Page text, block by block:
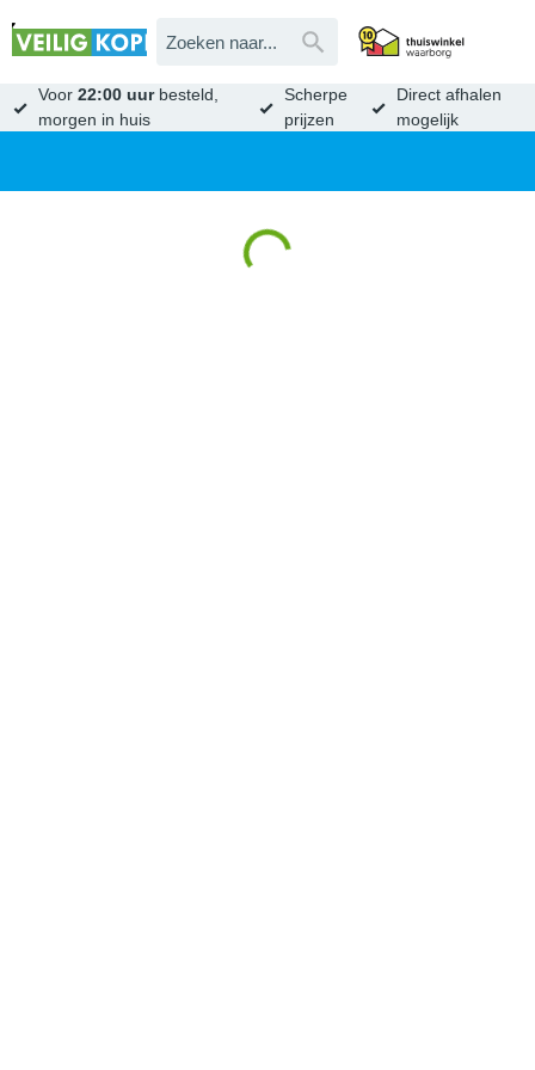
Voor22:00 uurbesteld,
morgen in huis
Scherpe
prijzen
Direct afhalen
mogelijk